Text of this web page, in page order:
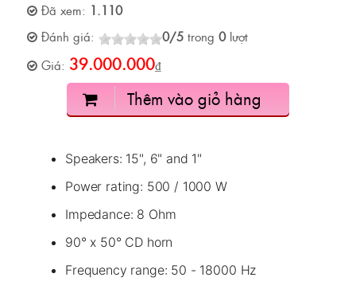
Đã xem: 1.110
Đánh giá:
0/5 trong 0lượt
Giá: 39.000.000₫
Thêm vào giỏ hàng
Speakers: 15", 6" and 1"
Power rating: 500 / 1000 W
Impedance: 8 Ohm
90° x 50° CD horn
Frequency range: 50 - 18000 Hz